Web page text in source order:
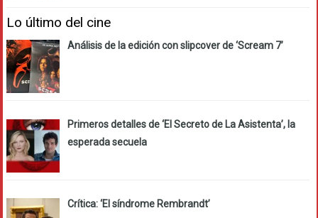
Lo último del cine
Análisis de la edición con slipcover de ‘Scream 7’
Primeros detalles de ‘El Secreto de La Asistenta’, la
esperada secuela
Crítica: ‘El síndrome Rembrandt’